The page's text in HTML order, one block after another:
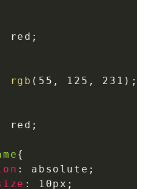
red ;
rgb ( 55 , 125 , 231 ) ;
red ;
{
: absolute ;
: 10px ;